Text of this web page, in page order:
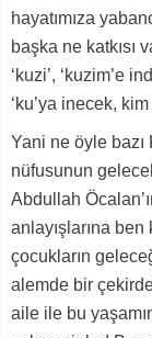
hayatımıza
başka ne katkısı
‘kuzi’, ‘kuzim’e
‘ku’ya inecek,
Yani ne öyle bazı
nüfusunun
Abdullah
anlayışlarına ben
çocukların
alemde bir
aile ile bu